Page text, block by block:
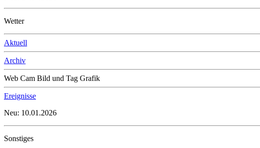
Wetter
Aktuell
Archiv
Web Cam Bild und Tag Grafik
Ereignisse
Neu: 10.01.2026
Sonstiges